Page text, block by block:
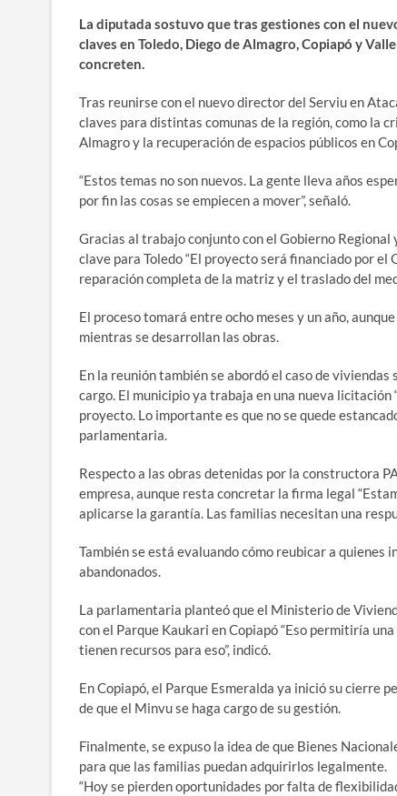
La diputada sostuvo que tras gestiones con el
claves en Toledo, Diego de Almagro, Copiapó y
concreten.
Tras reunirse con el nuevo director del Serviu en
claves para distintas comunas de la región, como la
Almagro y la recuperación de espacios públicos en
“Estos temas no son nuevos. La gente lleva años
por fin las cosas se empiecen a mover”, señaló.
Gracias al trabajo conjunto con el Gobierno
clave para Toledo “El proyecto será financiado por
reparación completa de la matriz y el traslado del
El proceso tomará entre ocho meses y un año,
mientras se desarrollan las obras.
En la reunión también se abordó el caso de
cargo. El municipio ya trabaja en una nueva
proyecto. Lo importante es que no se quede
parlamentaria.
Respecto a las obras detenidas por la constructora
empresa, aunque resta concretar la firma legal
aplicarse la garantía. Las familias necesitan una
También se está evaluando cómo reubicar a
abandonados.
La parlamentaria planteó que el Ministerio de
con el Parque Kaukari en Copiapó “Eso permitiría
tienen recursos para eso”, indicó.
En Copiapó, el Parque Esmeralda ya inició su cierre
de que el Minvu se haga cargo de su gestión.
Finalmente, se expuso la idea de que Bienes
para que las familias puedan adquirirlos legalmente.
“Hoy se pierden oportunidades por falta de